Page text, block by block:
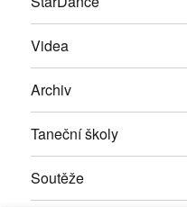
Videa
Archiv
Taneční školy
Soutěže